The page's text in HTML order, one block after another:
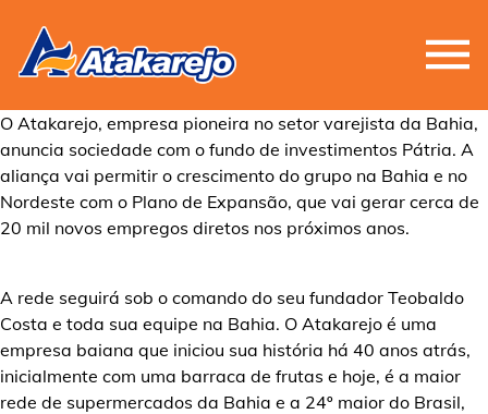
O Atakarejo, empresa pioneira no setor varejista da Bahia,
anuncia sociedade com o fundo de investimentos Pátria. A
aliança vai permitir o crescimento do grupo na Bahia e no
Nordeste com o Plano de Expansão, que vai gerar cerca de
20 mil novos empregos diretos nos próximos anos.
A rede seguirá sob o comando do seu fundador Teobaldo
Costa e toda sua equipe na Bahia. O Atakarejo é uma
empresa baiana que iniciou sua história há 40 anos atrás,
inicialmente com uma barraca de frutas e hoje, é a maior
rede de supermercados da Bahia e a 24º maior do Brasil,